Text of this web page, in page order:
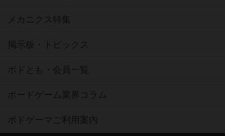
メカニクス特集
掲示板・トピックス
ボドとも・会員一覧
ボードゲーム業界コラム
ボドゲーマご利用案内